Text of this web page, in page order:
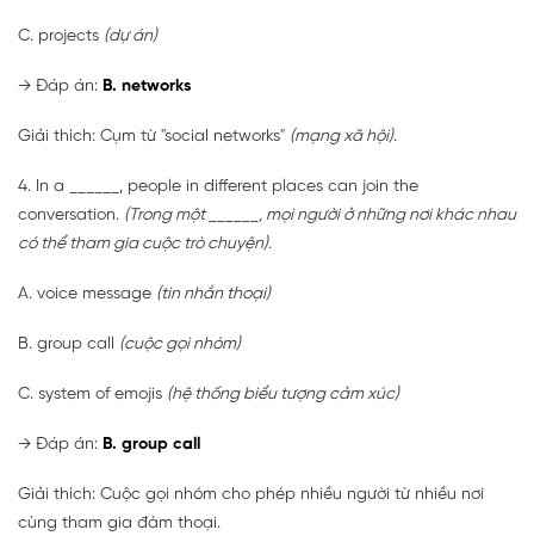
C. projects (dự án)
→ Đáp án: B. networks
Giải thích: Cụm từ "social networks" (mạng xã hội).
4. In a ______, people in different places can join the
conversation. (Trong một ______, mọi người ở những nơi khác nhau
có thể tham gia cuộc trò chuyện).
A. voice message (tin nhắn thoại)
B. group call (cuộc gọi nhóm)
C. system of emojis (hệ thống biểu tượng cảm xúc)
→ Đáp án: B. group call
Giải thích: Cuộc gọi nhóm cho phép nhiều người từ nhiều nơi
cùng tham gia đàm thoại.